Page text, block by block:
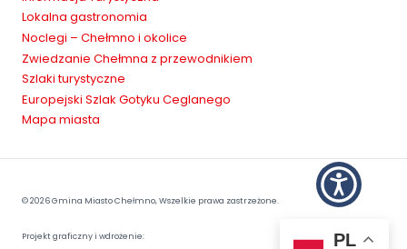
Lokalna gastronomia
Noclegi – Chełmno i okolice
Zwiedzanie Chełmna z przewodnikiem
Szlaki turystyczne
Europejski Szlak Gotyku Ceglanego
Mapa miasta
© 2026 Gmina Miasto Chełmno, Wszelkie prawa zastrzeżone.
Projekt graficzny i wdrożenie: PL